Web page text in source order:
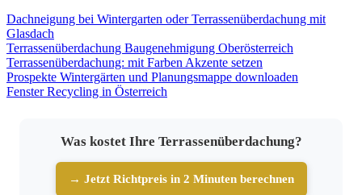
Dachneigung bei Wintergarten oder Terrassenüberdachung mit
Glasdach
Terrassenüberdachung Baugenehmigung Oberösterreich
Terrassenüberdachung: mit Farben Akzente setzen
Prospekte Wintergärten und Planungsmappe downloaden
Fenster Recycling in Österreich
Was kostet Ihre Terrassenüberdachung?
→ Jetzt Richtpreis in 2 Minuten berechnen